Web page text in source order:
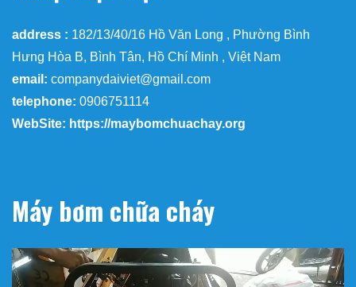
address : 182/13/40/16 Hồ Văn Long , Phường Bình
Hưng Hòa B, Bình Tân, Hồ Chí Minh , Việt Nam
email: companydaiviet@gmail.com
telephone: 0906751114
WebSite: https://maybomchuachay.org
Máy bơm chữa cháy
Trình
chơi